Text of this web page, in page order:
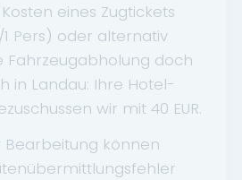
eines Zugtickets
1 Pers) oder alternativ
Fahrzeugabholung doch
in Landau: Ihre Hotel-
wir mit 40 EUR.
Bearbeitung können